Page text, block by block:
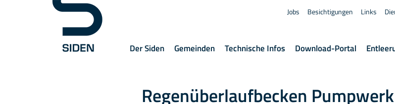
Der Siden Gemeinden Technische Infos Download-Portal
Jobs Besichtigungen Links
Regenüberlaufbecken